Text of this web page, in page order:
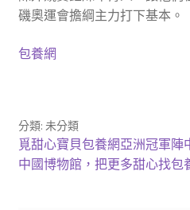
磯奧運會擔綱主力打下基本。
包養網
分類: 未分類
文
章
上
一
覓甜心寶貝包養網亞洲冠軍陣
下
中國博物館，把更多甜心找包